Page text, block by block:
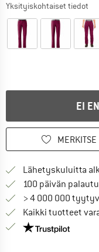
Yksityiskohtaiset tiedot
EI
MERKITSE
Lähetyskuluitta
100 päivän
> 4 000 000
Kaikki tuotteet
Meillä